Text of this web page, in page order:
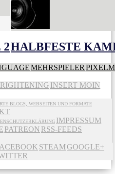
2HALBFESTE
MEHRSPIELER
INSERT MOIN
BLOGS, WEBSEITEN UND FORMATE
IMPRESSUM
PATREON RSS-FEEDS
STEAMGOOGLE+